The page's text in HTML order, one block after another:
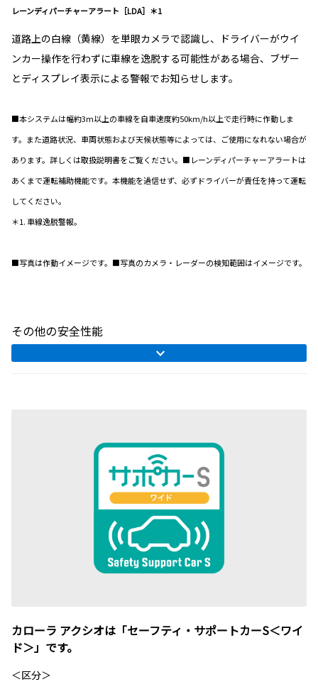
レーンディパーチャーアラート［LDA］＊1
道路上の白線（黄線）を単眼カメラで認識し、ドライバーがウイ
ンカー操作を行わずに車線を逸脱する可能性がある場合、ブザー
とディスプレイ表示による警報でお知らせします。
■本システムは幅約3m以上の車線を自車速度約50km/h以上で走行時に作動しま
す。また道路状況、車両状態および天候状態等によっては、ご使用になれない場合が
あります。詳しくは取扱説明書をご覧ください。■レーンディパーチャーアラートは
あくまで運転補助機能です。本機能を過信せず、必ずドライバーが責任を持って運転
してください。
＊1. 車線逸脱警報。
■写真は作動イメージです。■写真のカメラ・レーダーの検知範囲はイメージです。
その他の安全性能
カローラ アクシオは「セーフティ・サポートカーS＜ワイ
ド＞」です。
＜区分＞